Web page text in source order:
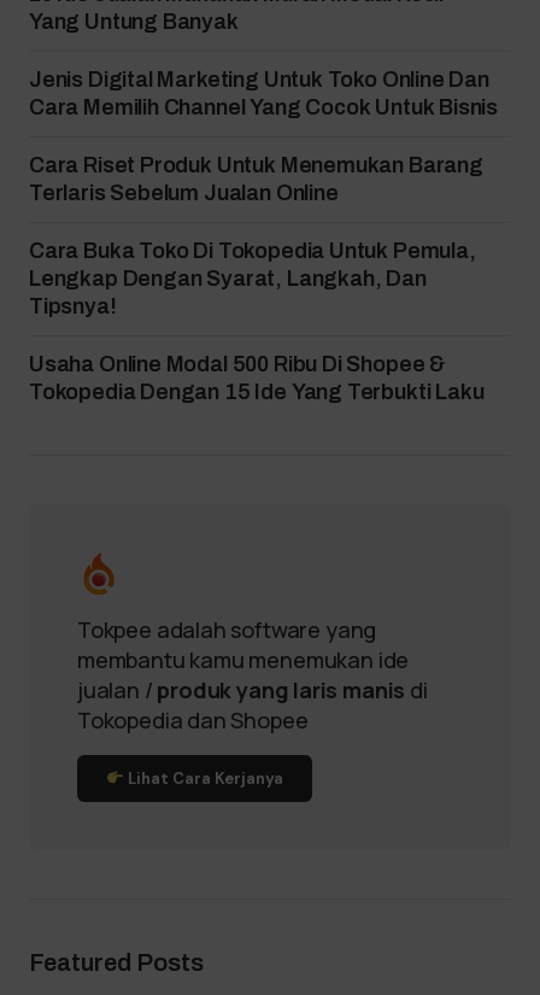
Yang Untung Banyak
Jenis Digital Marketing Untuk Toko Online Dan
Cara Memilih Channel Yang Cocok Untuk Bisnis
Cara Riset Produk Untuk Menemukan Barang
Terlaris Sebelum Jualan Online
Cara Buka Toko Di Tokopedia Untuk Pemula,
Lengkap Dengan Syarat, Langkah, Dan
Tipsnya!
Usaha Online Modal 500 Ribu Di Shopee &
Tokopedia Dengan 15 Ide Yang Terbukti Laku
Tokpee adalah software yang
membantu kamu menemukan ide
jualan / produk yang laris manis di
Tokopedia dan Shopee
Lihat Cara Kerjanya
Featured Posts